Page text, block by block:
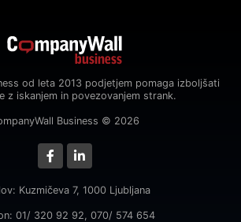
od leta 2013 podjetjem pomaga izboljšati
z iskanjem in povezovanjem strank.
Business © 2026
Kuzmičeva 7, 1000 Ljubljana
01/ 320 92 92, 070/ 574 654